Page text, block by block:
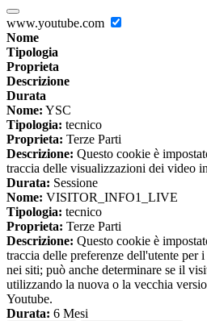
www.youtube.com
Nome
Tipologia
Proprieta
Descrizione
Durata
Nome: YSC
Tipologia: tecnico
Proprieta: Terze Parti
Descrizione: Questo cookie è
traccia delle visualizzazioni dei video
Durata: Sessione
Nome: VISITOR_INFO1_LIVE
Tipologia: tecnico
Proprieta: Terze Parti
Descrizione: Questo cookie è
traccia delle preferenze dell'utente per
nei siti; può anche determinare se il
utilizzando la nuova o la vecchia
Youtube.
Durata: 6 Mesi